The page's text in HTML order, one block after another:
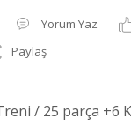
Yorum Yaz
Paylaş
/ 25 parça +6